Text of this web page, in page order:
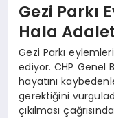
Gezi Parkı
Hala
Gezi Parkı
ediyor. CHP Genel
hayatını
gerektiğini
çıkılması